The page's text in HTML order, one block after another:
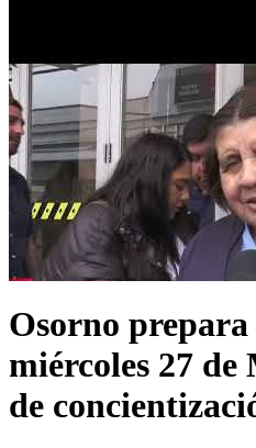
Osorno
miércoles 27
de